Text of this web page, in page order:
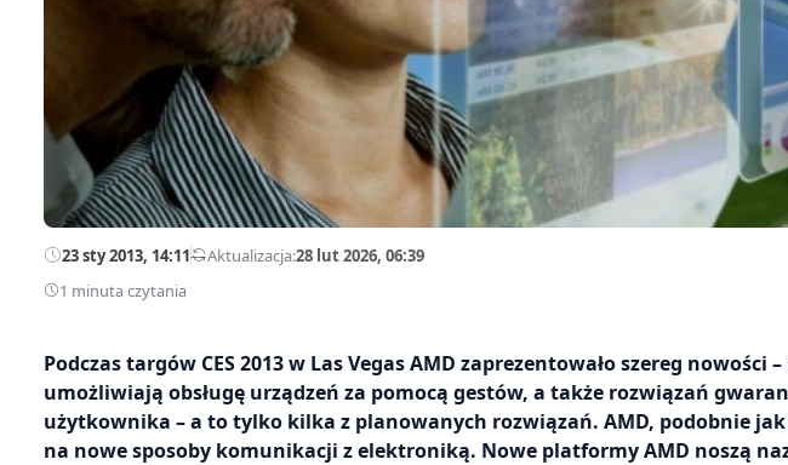
23 sty 2013, 14:11—Aktualizacja:28 lut 2026, 06:39
1 minuta czytania
Podczas targów CES 2013 w Las Vegas AMD zaprezentowało szereg
umożliwiają obsługę urządzeń za pomocą gestów, a także rozwiązań
użytkownika – a to tylko kilka z planowanych rozwiązań. AMD, podobnie
na nowe sposoby komunikacji z elektroniką. Nowe platformy AMD noszą